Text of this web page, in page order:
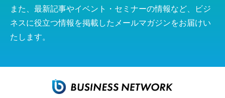
また、最新記事やイベント・セミナーの情報など、ビジ
ネスに役立つ情報を掲載したメールマガジンをお届けい
たします。